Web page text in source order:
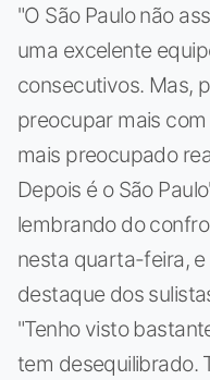
"O São Paulo não
uma excelente
consecutivos. Mas,
preocupar mais com
mais preocupado
Depois é o São
lembrando do
nesta quarta-feira,
destaque dos
"Tenho visto
tem desequilibrado.